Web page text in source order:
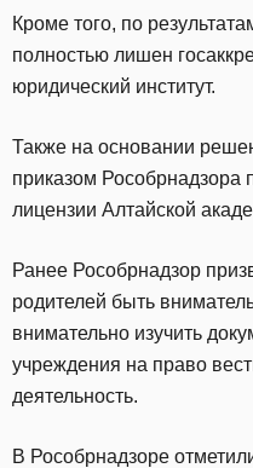
Кроме того, по
полностью лишен
юридический институт.
Также на основании
приказом Рособрнадзора
лицензии Алтайской
Ранее Рособрнадзор
родителей быть
внимательно изучить
учреждения на право
деятельность.
В Рособрнадзоре